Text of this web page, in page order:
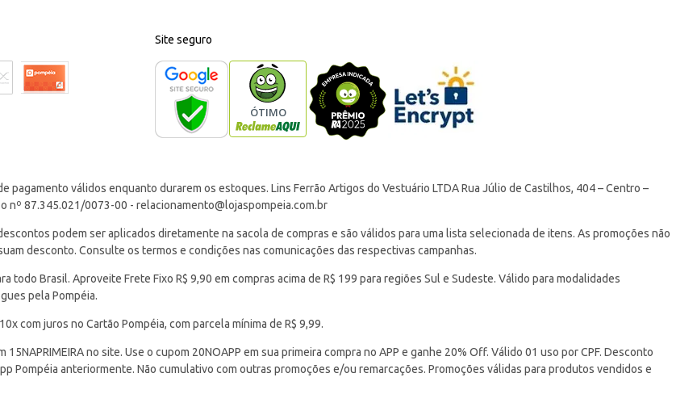
Site seguro
válidos enquanto durarem os estoques. Lins Ferrão Artigos do Vestuário LTDA Rua Júlio de Castilhos, 404 – Centro –
o nº 87.345.021/0073-00 - relacionamento@lojaspompeia.com.br
podem ser aplicados diretamente na sacola de compras e são válidos para uma lista selecionada de itens. As promoções não
desconto. Consulte os termos e condições nas comunicações das respectivas campanhas.
todo Brasil. Aproveite Frete Fixo R$ 9,90 em compras acima de R$ 199 para regiões Sul e Sudeste. Válido para modalidades
pela Pompéia.
com juros no Cartão Pompéia, com parcela mínima de R$ 9,99.
no site. Use o cupom 20NOAPP em sua primeira compra no APP e ganhe 20% Off. Válido 01 uso por CPF. Desconto
Pompéia anteriormente. Não cumulativo com outras promoções e/ou remarcações. Promoções válidas para produtos vendidos e